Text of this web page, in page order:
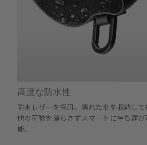
高度な防水性
防水レザーを採用。濡れた傘を収納して
他の荷物を濡らさずスマートに持ち運び
能。